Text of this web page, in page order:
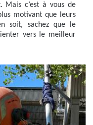
Mais c’est à vous de
motivant que leurs
soit, sachez que le
vers le meilleur